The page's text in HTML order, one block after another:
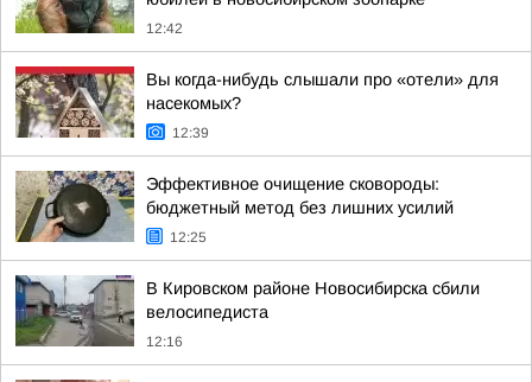
12:42
Вы когда-нибудь слышали про «отели» для
насекомых?
12:39
Эффективное очищение сковороды:
бюджетный метод без лишних усилий
12:25
В Кировском районе Новосибирска сбили
велосипедиста
12:16